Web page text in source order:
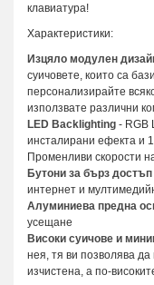
клавиатура!
Характеристики:
Изцяло модулен
суичовете, които са
персонализирайте
използвате различни
LED Backlighting - RGB
инсталирани ефекта и
Променливи скорости
Бутони за бърз достъп
интернет и
Алуминиева предна
усещане
Високи суичове и
нея, тя ви позволява
изчистена, а по-